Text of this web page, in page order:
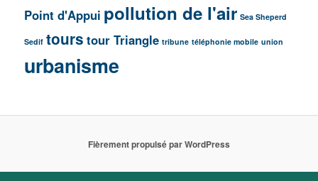
Point d'Appui pollution de l'air Sea Sheperd
Sedif tours tour Triangle tribune téléphonie mobile union
urbanisme
Fièrement propulsé par WordPress